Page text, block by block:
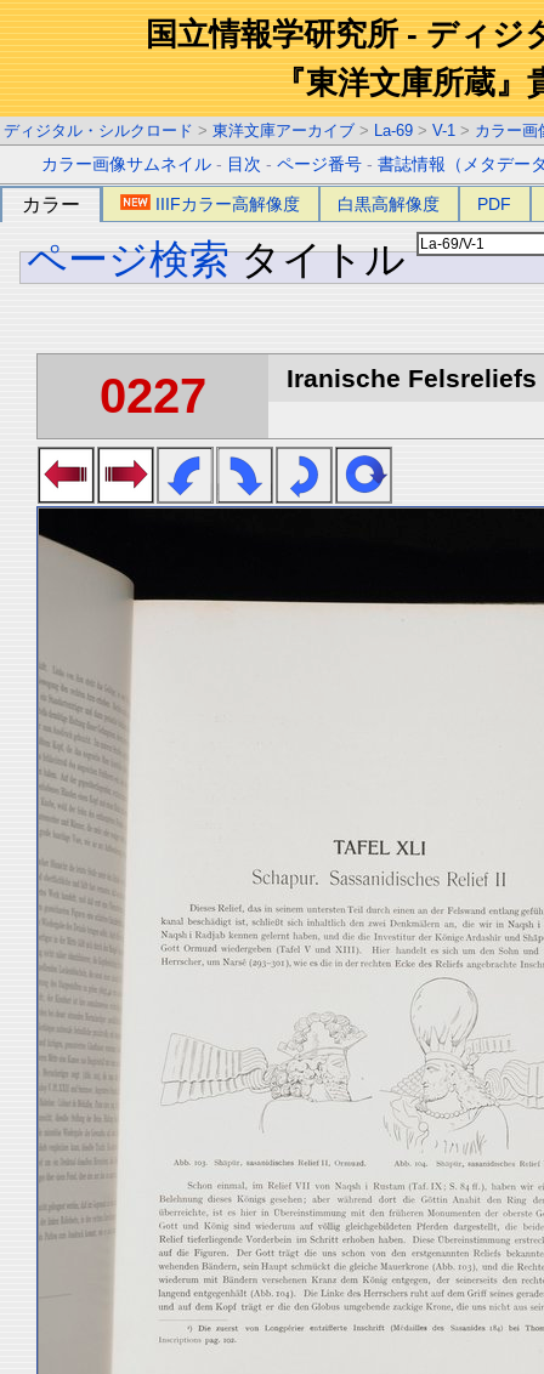
国立情報学研究所 - ディジ
『東洋文庫所蔵』
ディジタル・シルクロード > 東洋文庫アーカイブ > La-69 > V-1 > カラー画
カラー画像サムネイル - 目次 -ページ番号 -書誌情報（メタデー
カラー IIIFカラー高解像度 白黒高解像度 PDF
ページ検索 タイトル
0227 Iranische Felsreliefs